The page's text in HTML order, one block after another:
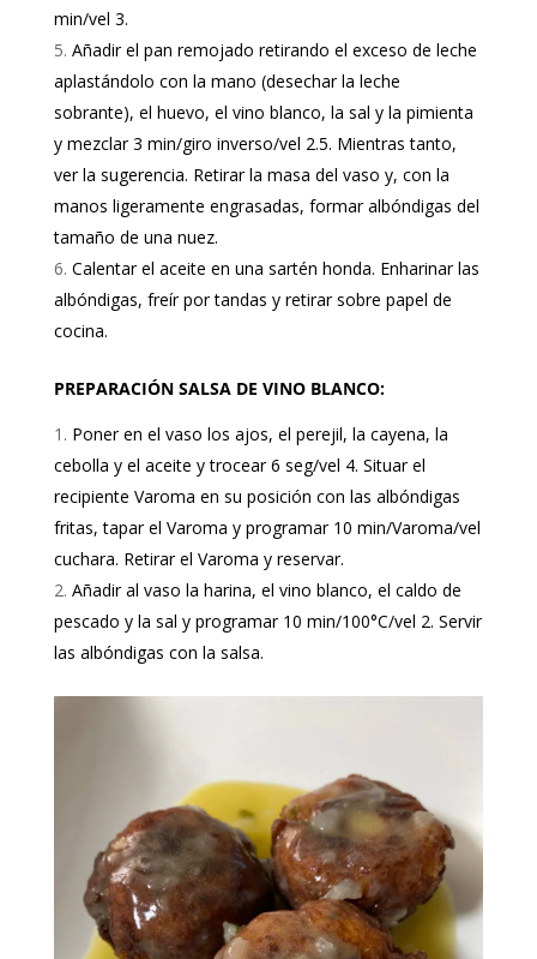
min/vel 3.
Añadir el pan remojado retirando el exceso de leche
aplastándolo con la mano (desechar la leche
sobrante), el huevo, el vino blanco, la sal y la pimienta
y mezclar 3 min/giro inverso/vel 2.5. Mientras tanto,
ver la sugerencia. Retirar la masa del vaso y, con la
manos ligeramente engrasadas, formar albóndigas del
tamaño de una nuez.
Calentar el aceite en una sartén honda. Enharinar las
albóndigas, freír por tandas y retirar sobre papel de
cocina.
PREPARACIÓN SALSA DE VINO BLANCO:
Poner en el vaso los ajos, el perejil, la cayena, la
cebolla y el aceite y trocear 6 seg/vel 4. Situar el
recipiente Varoma en su posición con las albóndigas
fritas, tapar el Varoma y programar 10 min/Varoma/vel
cuchara. Retirar el Varoma y reservar.
Añadir al vaso la harina, el vino blanco, el caldo de
pescado y la sal y programar 10 min/100°C/vel 2. Servir
las albóndigas con la salsa.